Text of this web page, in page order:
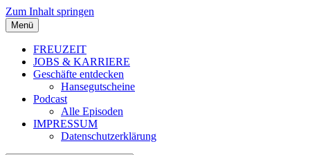
Zum Inhalt springen
Menü
FREUZEIT
JOBS & KARRIERE
Geschäfte entdecken
Hansegutscheine
Podcast
Alle Episoden
IMPRESSUM
Datenschutzerklärung